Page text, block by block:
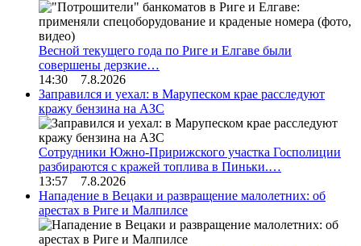
Весной текущего года по Риге и Елгаве были
совершены дерзкие…
14:30 7.8.2026
Заправился и уехал: в Марупеском крае расследуют
кражу бензина на АЗС
Сотрудники Южно-Пририжского участка Госполиции
разбираются с кражей топлива в Пиньки.…
13:57 7.8.2026
Нападение в Вецаки и развращение малолетних: об
арестах в Риге и Малпилсе